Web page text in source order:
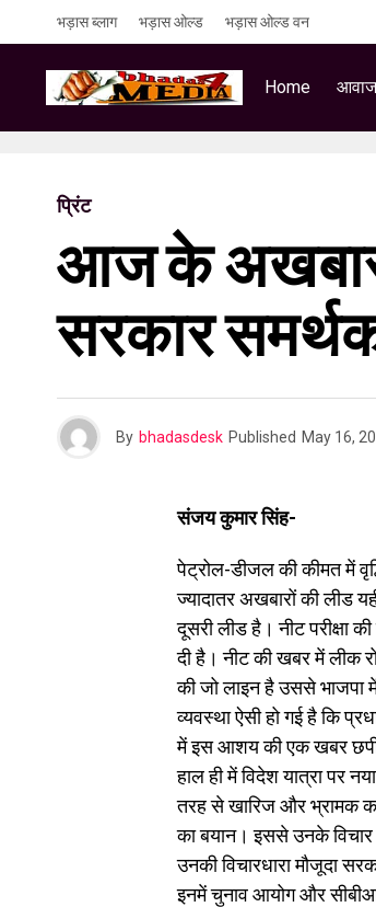
भड़ास ब्लाग भड़ास ओल्ड भड़ास ओल्ड वन
Home
प्रिंट
आज के अखबार :
सरकार
By bhadasdesk Published May 16,
संजय कुमार सिंह-
पेट्रोल-डीजल की कीमत में
ज्यादातर अखबारों की लीड
दूसरी लीड है। नीट परीक्षा
दी है। नीट की खबर में लीक
की जो लाइन है उससे
व्यवस्था ऐसी हो गई है कि
में इस आशय की एक खबर छपी
हाल ही में विदेश यात्रा पर
तरह से खारिज और भ्रामक
का बयान। इससे उनके
उनकी विचारधारा
इनमें चुनाव आयोग और